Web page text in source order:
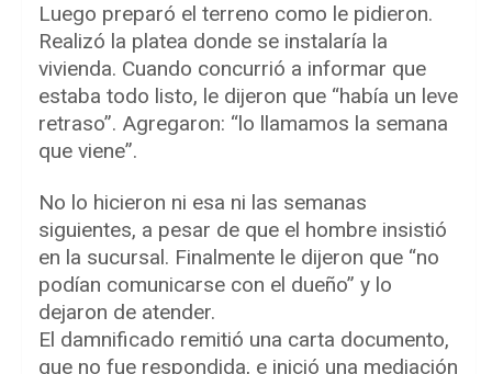
Luego preparó el terreno como le pidieron.
Realizó la platea donde se instalaría la
vivienda. Cuando concurrió a informar que
estaba todo listo, le dijeron que “había un leve
retraso”. Agregaron: “lo llamamos la semana
que viene”.
No lo hicieron ni esa ni las semanas
siguientes, a pesar de que el hombre insistió
en la sucursal. Finalmente le dijeron que “no
podían comunicarse con el dueño” y lo
dejaron de atender.
El damnificado remitió una carta documento,
que no fue respondida, e inició una mediación